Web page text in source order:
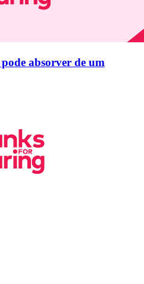
absorver de um